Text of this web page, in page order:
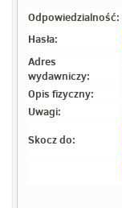
Odpowiedzialność:
Hasła:
Adres
wydawniczy:
Opis fizyczny:
Uwagi:
Skocz do: